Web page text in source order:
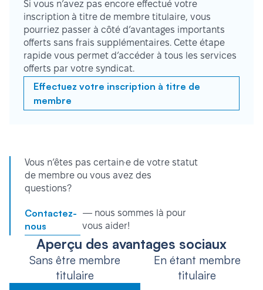
Si vous n’avez pas encore effectué votre
inscription à titre de membre titulaire, vous
pourriez passer à côté d’avantages importants
offerts sans frais supplémentaires. Cette étape
rapide vous permet d’accéder à tous les services
offerts par votre syndicat.
Effectuez votre inscription à titre de
membre
Vous n’êtes pas certain·e de votre statut
de membre ou vous avez des
questions?
Contactez-
nous
— nous sommes là pour
vous aider!
Aperçu des avantages sociaux
Sans être membre
titulaire
En étant membre
titulaire